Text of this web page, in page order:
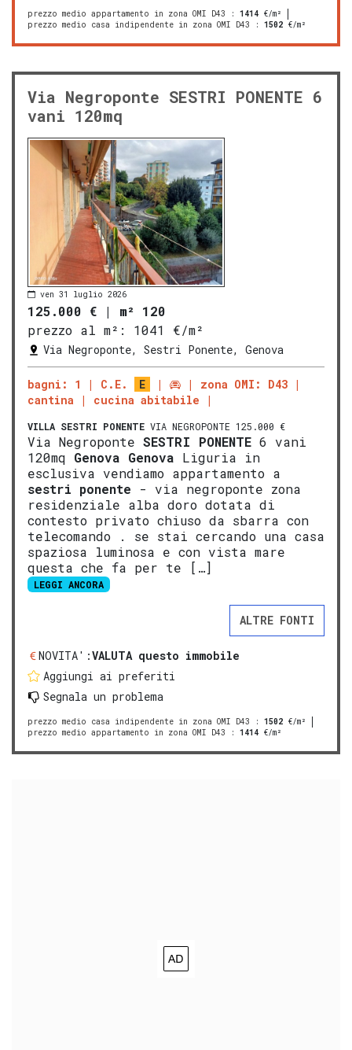
prezzo medio appartamento in zona OMI D43 : 1414 €/m²
prezzo medio casa indipendente in zona OMI D43 : 1502 €/m²
Via Negroponte SESTRI PONENTE 6
vani 120mq
ven 31 luglio 2026
125.000 € | m² 120
prezzo al m²:
1041 €/m²
Via Negroponte, Sestri Ponente, Genova
bagni: 1 C.E. E
zona OMI: D43
cantina
cucina abitabile
VILLA SESTRI PONENTE VIA NEGROPONTE 125.000 €
Via Negroponte SESTRI PONENTE 6 vani
120mq Genova Genova Liguria in
esclusiva vendiamo appartamento a
sestri ponente - via negroponte zona
residenziale alba doro dotata di
contesto privato chiuso da sbarra con
telecomando . se stai cercando una casa
spaziosa luminosa e con vista mare
questa che fa per te […]
LEGGI ANCORA
ALTRE FONTI
NOVITA':VALUTA questo immobile
Aggiungi ai preferiti
Segnala un problema
prezzo medio casa indipendente in zona OMI D43 : 1502 €/m²
prezzo medio appartamento in zona OMI D43 : 1414 €/m²